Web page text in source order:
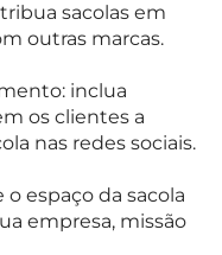
sacolas em
outras marcas.
inclua
os clientes a
nas redes sociais.
espaço da sacola
empresa, missão